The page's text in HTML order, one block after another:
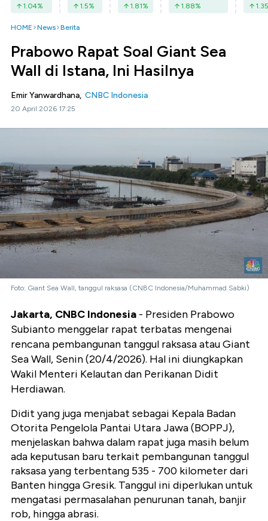
1.04% 1.5% 1.81% 1.88% 1.35
HOME News Berita
Prabowo Rapat Soal Giant Sea
Wall di Istana, Ini Hasilnya
Emir Yanwardhana, CNBC Indonesia
20 April 2026 17:25
Foto: Giant Sea Wall, tanggul raksasa (CNBC Indonesia/Muhammad Sabki)
Jakarta, CNBC Indonesia - Presiden Prabowo
Subianto menggelar rapat terbatas mengenai
rencana pembangunan tanggul raksasa atau Giant
Sea Wall, Senin (20/4/2026). Hal ini diungkapkan
Wakil Menteri Kelautan dan Perikanan Didit
Herdiawan.
Didit yang juga menjabat sebagai Kepala Badan
Otorita Pengelola Pantai Utara Jawa (BOPPJ),
menjelaskan bahwa dalam rapat juga masih belum
ada keputusan baru terkait pembangunan tanggul
raksasa yang terbentang 535 - 700 kilometer dari
Banten hingga Gresik. Tanggul ini diperlukan untuk
mengatasi permasalahan penurunan tanah, banjir
rob, hingga abrasi.